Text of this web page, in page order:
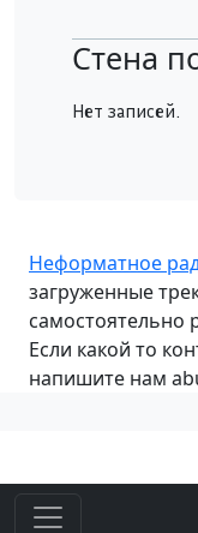
Стена
Нет записей.
Неформатное
загруженные
самостоятельно
Если какой то
напишите нам